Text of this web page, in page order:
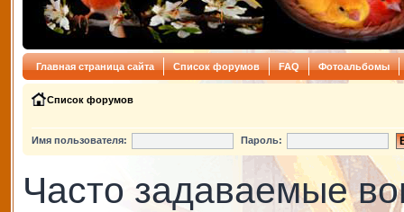
Главная страница сайта Список форумов FAQ Фотоальбомы
Список форумов
Имя пользователя: Пароль:
Часто задаваемые